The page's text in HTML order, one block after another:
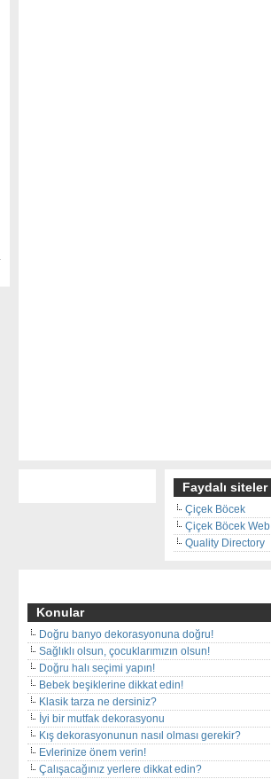
Faydalı siteler
Çiçek Böcek
Çiçek Böcek Web
Quality Directory
Konular
Doğru banyo dekorasyonuna doğru!
Sağlıklı olsun, çocuklarımızın olsun!
Doğru halı seçimi yapın!
Bebek beşiklerine dikkat edin!
Klasik tarza ne dersiniz?
İyi bir mutfak dekorasyonu
Kış dekorasyonunun nasıl olması gerekir?
Evlerinize önem verin!
Çalışacağınız yerlere dikkat edin?